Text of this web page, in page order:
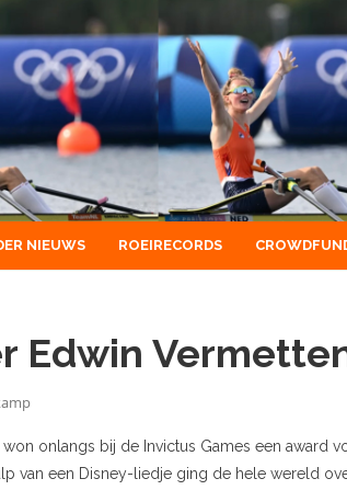
over roeien
NIEUWS ROEIRECORDS
Edwin
onlangs bij de Invictus Games een award
van een Disney-liedje ging de hele wereld